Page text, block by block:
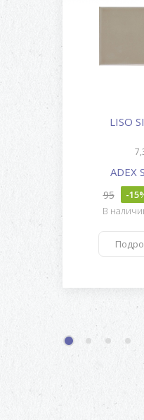
LISO
ADEX
95 -
В
1 2 3 4